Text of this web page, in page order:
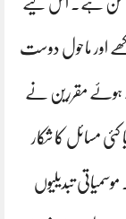
ضامن ہے. اس لیے
اور ماحول دوست
ہوۓ مقررین نے
مسائل کا شکار
تبدیلیوں